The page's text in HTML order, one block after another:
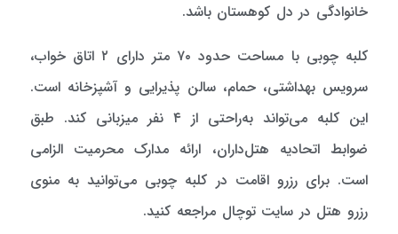
خانوادگی در دل کوهستان باشد.
کلبه چوبی با مساحت حدود ۷۰ متر دارای ۲ اتاق خواب،
سرویس بهداشتی، حمام، سالن پذیرایی و آشپزخانه است.
این کلبه می‌تواند به‌راحتی از ۴ نفر میزبانی کند. طبق
ضوابط اتحادیه هتل‌داران، ارائه مدارک محرمیت الزامی
است. برای رزرو اقامت در کلبه چوبی می‌توانید به منوی
رزرو هتل در سایت توچال مراجعه کنید.